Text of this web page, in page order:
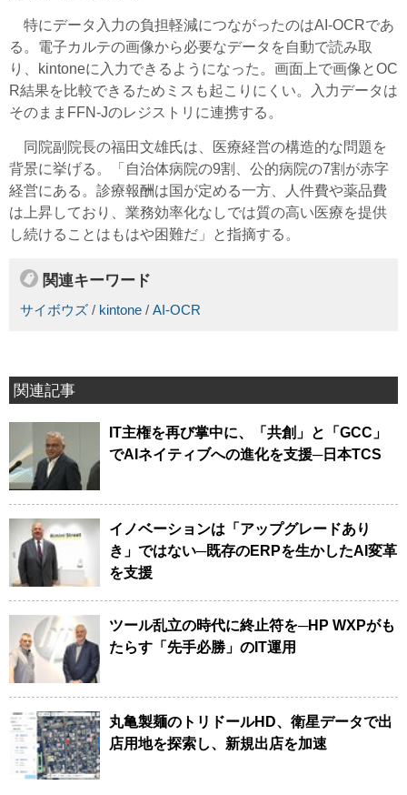
特にデータ入力の負担軽減につながったのはAI-OCRであ
る。電子カルテの画像から必要なデータを自動で読み取
り、kintoneに入力できるようになった。画面上で画像とOC
R結果を比較できるためミスも起こりにくい。入力データは
そのままFFN-Jのレジストリに連携する。
同院副院長の福田文雄氏は、医療経営の構造的な問題を
背景に挙げる。「自治体病院の9割、公的病院の7割が赤字
経営にある。診療報酬は国が定める一方、人件費や薬品費
は上昇しており、業務効率化なしでは質の高い医療を提供
し続けることはもはや困難だ」と指摘する。
関連キーワード
サイボウズ / kintone / AI-OCR
関連記事
IT主権を再び掌中に、「共創」と「GCC」
でAIネイティブへの進化を支援─日本TCS
イノベーションは「アップグレードあり
き」ではない─既存のERPを生かしたAI変革
を支援
ツール乱立の時代に終止符を─HP WXPがも
たらす「先手必勝」のIT運用
丸亀製麺のトリドールHD、衛星データで出
店用地を探索し、新規出店を加速